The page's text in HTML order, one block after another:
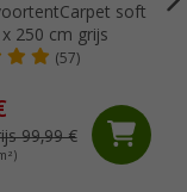
soft
250 cm grijs
(57)
99,99 €